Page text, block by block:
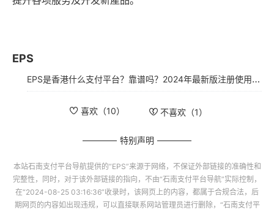
EPS
EPS是香港什么支付平台？靠谱吗？2024年最新版注册使用指南
喜欢（10） 不喜欢（1）
特别声明
本站石南支付平台导航提供的“EPS”来源于网络，不保证外部链接的准确性和
完整性，同时，对于该外部链接的指向，不由“石南支付平台导航”实际控制，
在“2024-08-25 03:16:36”收录时，该网页上的内容，都属于合规合法，后
期网页的内容如出现违规，可以直接联系网站管理员进行删除，“石南支付平